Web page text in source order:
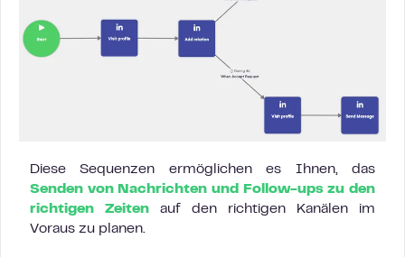
Diese Sequenzen ermöglichen es Ihnen, das
Senden von Nachrichten und Follow-ups zu den
richtigen Zeiten auf den richtigen Kanälen im
Voraus zu planen.